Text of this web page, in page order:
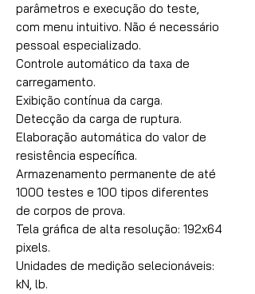
parâmetros e execução do teste,
com menu intuitivo. Não é necessário
pessoal especializado.
Controle automático da taxa de
carregamento.
Exibição contínua da carga.
Detecção da carga de ruptura.
Elaboração automática do valor de
resistência específica.
Armazenamento permanente de até
1000 testes e 100 tipos diferentes
de corpos de prova.
Tela gráfica de alta resolução: 192x64
pixels.
Unidades de medição selecionáveis:
kN, lb.